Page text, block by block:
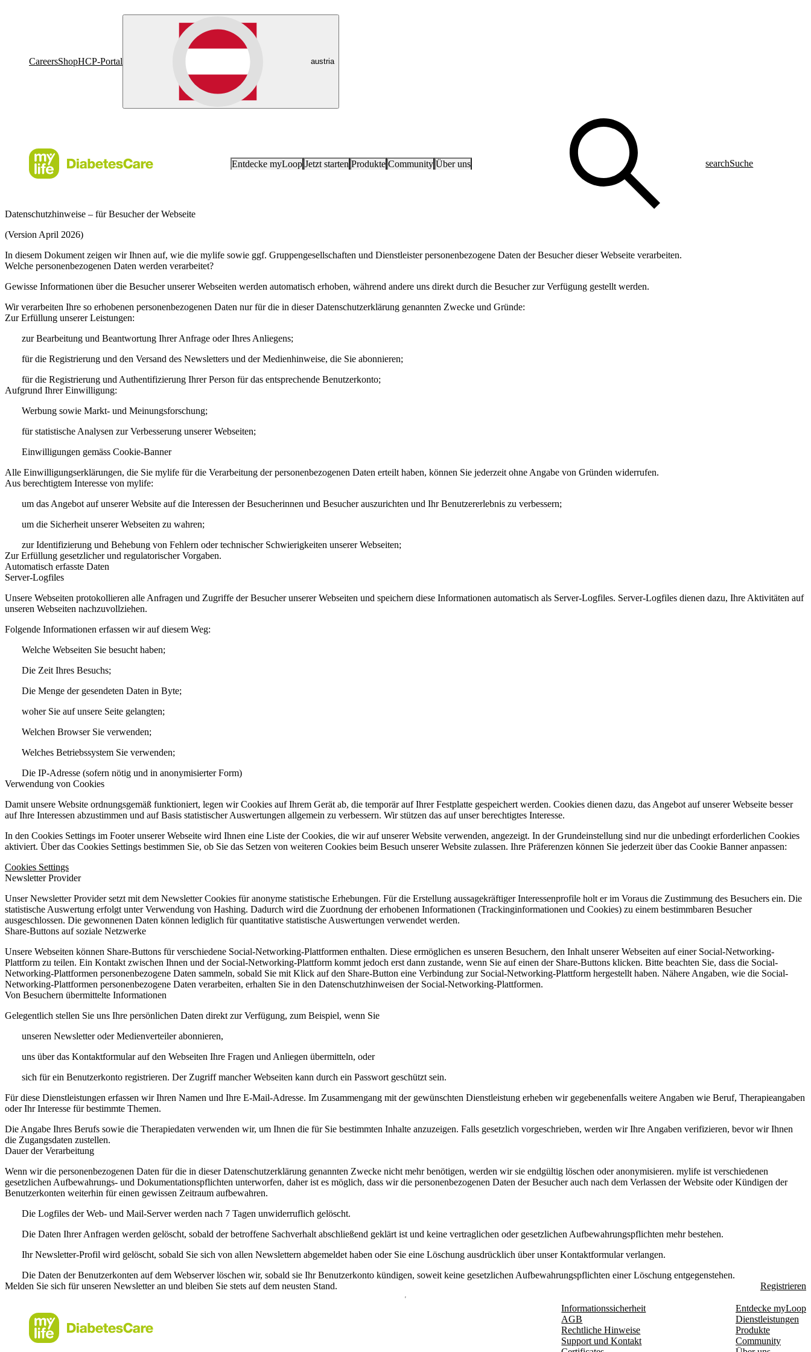
CareersShopHCP-Portal austria
Entdecke myLoop Jetzt starten Produkte Community Über uns searchSuche
Datenschutzhinweise – für Besucher der Webseite
(Version April 2026)
In diesem Dokument zeigen wir Ihnen auf, wie die mylife sowie ggf. Gruppengesellschaften und Dienstleister personenbezogene Daten der Besucher dieser Webseite verarbeiten.
Welche personenbezogenen Daten werden verarbeitet?
Gewisse Informationen über die Besucher unserer Webseiten werden automatisch erhoben, während andere uns direkt durch die Besucher zur Verfügung gestellt werden.
Wir verarbeiten Ihre so erhobenen personenbezogenen Daten nur für die in dieser Datenschutzerklärung genannten Zwecke und Gründe:
Zur Erfüllung unserer Leistungen:
zur Bearbeitung und Beantwortung Ihrer Anfrage oder Ihres Anliegens;
für die Registrierung und den Versand des Newsletters und der Medienhinweise, die Sie abonnieren;
für die Registrierung und Authentifizierung Ihrer Person für das entsprechende Benutzerkonto;
Aufgrund Ihrer Einwilligung:
Werbung sowie Markt- und Meinungsforschung;
für statistische Analysen zur Verbesserung unserer Webseiten;
Einwilligungen gemäss Cookie-Banner
Alle Einwilligungserklärungen, die Sie mylife für die Verarbeitung der personenbezogenen Daten erteilt haben, können Sie jederzeit ohne Angabe von Gründen widerrufen.
Aus berechtigtem Interesse von mylife:
um das Angebot auf unserer Website auf die Interessen der Besucherinnen und Besucher auszurichten und Ihr Benutzererlebnis zu verbessern;
um die Sicherheit unserer Webseiten zu wahren;
zur Identifizierung und Behebung von Fehlern oder technischer Schwierigkeiten unserer Webseiten;
Zur Erfüllung gesetzlicher und regulatorischer Vorgaben.
Automatisch erfasste Daten
Server-Logfiles
Unsere Webseiten protokollieren alle Anfragen und Zugriffe der Besucher unserer Webseiten und speichern diese Informationen automatisch als Server-Logfiles. Server-Logfiles dienen dazu, Ihre Aktivitäten auf
unseren Webseiten nachzuvollziehen.
Folgende Informationen erfassen wir auf diesem Weg:
Welche Webseiten Sie besucht haben;
Die Zeit Ihres Besuchs;
Die Menge der gesendeten Daten in Byte;
woher Sie auf unsere Seite gelangten;
Welchen Browser Sie verwenden;
Welches Betriebssystem Sie verwenden;
Die IP-Adresse (sofern nötig und in anonymisierter Form)
Verwendung von Cookies
Damit unsere Website ordnungsgemäß funktioniert, legen wir Cookies auf Ihrem Gerät ab, die temporär auf Ihrer Festplatte gespeichert werden. Cookies dienen dazu, das Angebot auf unserer Webseite besser
auf Ihre Interessen abzustimmen und auf Basis statistischer Auswertungen allgemein zu verbessern. Wir stützen das auf unser berechtigtes Interesse.
In den Cookies Settings im Footer unserer Webseite wird Ihnen eine Liste der Cookies, die wir auf unserer Website verwenden, angezeigt. In der Grundeinstellung sind nur die unbedingt erforderlichen Cookies
aktiviert. Über das Cookies Settings bestimmen Sie, ob Sie das Setzen von weiteren Cookies beim Besuch unserer Website zulassen. Ihre Präferenzen können Sie jederzeit über das Cookie Banner anpassen:
Cookies Settings
Newsletter Provider
Unser Newsletter Provider setzt mit dem Newsletter Cookies für anonyme statistische Erhebungen. Für die Erstellung aussagekräftiger Interessenprofile holt er im Voraus die Zustimmung des Besuchers ein. Die
statistische Auswertung erfolgt unter Verwendung von Hashing. Dadurch wird die Zuordnung der erhobenen Informationen (Trackinginformationen und Cookies) zu einem bestimmbaren Besucher
ausgeschlossen. Die gewonnenen Daten können lediglich für quantitative statistische Auswertungen verwendet werden.
Share-Buttons auf soziale Netzwerke
Unsere Webseiten können Share-Buttons für verschiedene Social-Networking-Plattformen enthalten. Diese ermöglichen es unseren Besuchern, den Inhalt unserer Webseiten auf einer Social-Networking-
Plattform zu teilen. Ein Kontakt zwischen Ihnen und der Social-Networking-Plattform kommt jedoch erst dann zustande, wenn Sie auf einen der Share-Buttons klicken. Bitte beachten Sie, dass die Social-
Networking-Plattformen personenbezogene Daten sammeln, sobald Sie mit Klick auf den Share-Button eine Verbindung zur Social-Networking-Plattform hergestellt haben. Nähere Angaben, wie die Social-
Networking-Plattformen personenbezogene Daten verarbeiten, erhalten Sie in den Datenschutzhinweisen der Social-Networking-Plattformen.
Von Besuchern übermittelte Informationen
Gelegentlich stellen Sie uns Ihre persönlichen Daten direkt zur Verfügung, zum Beispiel, wenn Sie
unseren Newsletter oder Medienverteiler abonnieren,
uns über das Kontaktformular auf den Webseiten Ihre Fragen und Anliegen übermitteln, oder
sich für ein Benutzerkonto registrieren. Der Zugriff mancher Webseiten kann durch ein Passwort geschützt sein.
Für diese Dienstleistungen erfassen wir Ihren Namen und Ihre E-Mail-Adresse. Im Zusammengang mit der gewünschten Dienstleistung erheben wir gegebenenfalls weitere Angaben wie Beruf, Therapieangaben
oder Ihr Interesse für bestimmte Themen.
Die Angabe Ihres Berufs sowie die Therapiedaten verwenden wir, um Ihnen die für Sie bestimmten Inhalte anzuzeigen. Falls gesetzlich vorgeschrieben, werden wir Ihre Angaben verifizieren, bevor wir Ihnen
die Zugangsdaten zustellen.
Dauer der Verarbeitung
Wenn wir die personenbezogenen Daten für die in dieser Datenschutzerklärung genannten Zwecke nicht mehr benötigen, werden wir sie endgültig löschen oder anonymisieren. mylife ist verschiedenen
gesetzlichen Aufbewahrungs- und Dokumentationspflichten unterworfen, daher ist es möglich, dass wir die personenbezogenen Daten der Besucher auch nach dem Verlassen der Website oder Kündigen der
Benutzerkonten weiterhin für einen gewissen Zeitraum aufbewahren.
Die Logfiles der Web- und Mail-Server werden nach 7 Tagen unwiderruflich gelöscht.
Die Daten Ihrer Anfragen werden gelöscht, sobald der betroffene Sachverhalt abschließend geklärt ist und keine vertraglichen oder gesetzlichen Aufbewahrungspflichten mehr bestehen.
Ihr Newsletter-Profil wird gelöscht, sobald Sie sich von allen Newslettern abgemeldet haben oder Sie eine Löschung ausdrücklich über unser Kontaktformular verlangen.
Die Daten der Benutzerkonten auf dem Webserver löschen wir, sobald sie Ihr Benutzerkonto kündigen, soweit keine gesetzlichen Aufbewahrungspflichten einer Löschung entgegenstehen.
Melden Sie sich für unseren Newsletter an und bleiben Sie stets auf dem neusten Stand.
Registrieren
Informationssicherheit
AGB
Rechtliche Hinweise
Support und Kontakt
Entdecke myLoop
Dienstleistungen
Produkte
Community